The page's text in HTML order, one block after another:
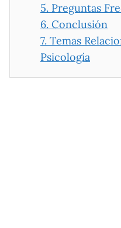
5. Preguntas
6. Conclusión
7. Temas
Psicología